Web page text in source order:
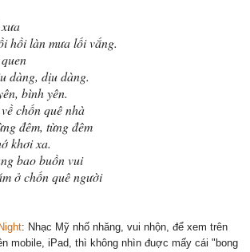
hồi làn mưa lối vắng.
dàng, dịu dàng.
bình yên.
chốn quê nhà
đêm, từng đêm
khơi xa.
bao buồn vui
ở chốn quê người
: Nhạc Mỹ nhố nhăng, vui nhộn, để xem trên
mobile, iPad, thì không nhìn đuợc mấy cái "bong